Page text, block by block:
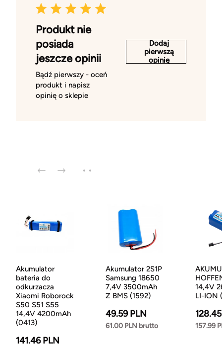
Produkt nie
posiada
jeszcze opinii
Bądź pierwszy - oceń
produkt i napisz
opinię o sklepie
Dodaj
pierwszą
opinię
Akumulator
bateria do
odkurzacza
Xiaomi Roborock
S50 S51 S55
14,4V 4200mAh
(0413)
141.46 PLN
Akumulator 2S1P
Samsung 18650
7,4V 3500mAh
Z BMS (1592)
49.59 PLN
61.00 PLN brutto
14,4V
LI-ION
157.99